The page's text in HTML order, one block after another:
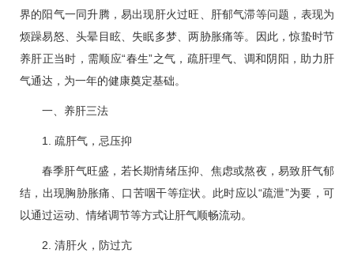
界的阳气一同升腾，易出现肝火过旺、肝郁气滞等问题，表现为
烦躁易怒、头晕目眩、失眠多梦、两胁胀痛等。因此，惊蛰时节
养肝正当时，需顺应“春生”之气，疏肝理气、调和阴阳，助力肝
气通达，为一年的健康奠定基础。
一、养肝三法
1. 疏肝气，忌压抑
春季肝气旺盛，若长期情绪压抑、焦虑或熬夜，易致肝气郁
结，出现胸胁胀痛、口苦咽干等症状。此时应以“疏泄”为要，可
以通过运动、情绪调节等方式让肝气顺畅流动。
2. 清肝火，防过亢